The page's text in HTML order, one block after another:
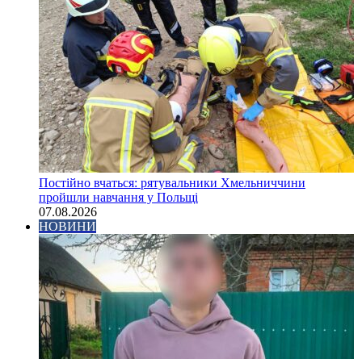
Постійно вчаться: рятувальники Хмельниччини
пройшли навчання у Польщі
07.08.2026
НОВИНИ